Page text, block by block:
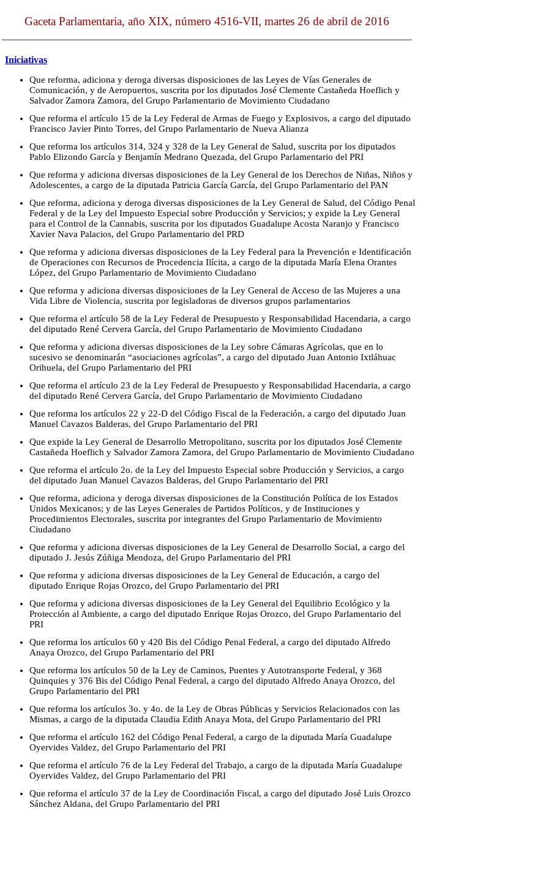
Gaceta Parlamentaria, año XIX, número 4516-VII, martes 26 de abril de 2016
Iniciativas
Que reforma, adiciona y deroga diversas disposiciones de las Leyes de Vías Generales de
Comunicación, y de Aeropuertos, suscrita por los diputados José Clemente Castañeda Hoeflich y
Salvador Zamora Zamora, del Grupo Parlamentario de Movimiento Ciudadano
Que reforma el artículo 15 de la Ley Federal de Armas de Fuego y Explosivos, a cargo del diputado
Francisco Javier Pinto Torres, del Grupo Parlamentario de Nueva Alianza
Que reforma los artículos 314, 324 y 328 de la Ley General de Salud, suscrita por los diputados
Pablo Elizondo García y Benjamín Medrano Quezada, del Grupo Parlamentario del PRI
Que reforma y adiciona diversas disposiciones de la Ley General de los Derechos de Niñas, Niños y
Adolescentes, a cargo de la diputada Patricia García García, del Grupo Parlamentario del PAN
Que reforma, adiciona y deroga diversas disposiciones de la Ley General de Salud, del Código Penal
Federal y de la Ley del Impuesto Especial sobre Producción y Servicios; y expide la Ley General
para el Control de la Cannabis, suscrita por los diputados Guadalupe Acosta Naranjo y Francisco
Xavier Nava Palacios, del Grupo Parlamentario del PRD
Que reforma y adiciona diversas disposiciones de la Ley Federal para la Prevención e Identificación
de Operaciones con Recursos de Procedencia Ilícita, a cargo de la diputada María Elena Orantes
López, del Grupo Parlamentario de Movimiento Ciudadano
Que reforma y adiciona diversas disposiciones de la Ley General de Acceso de las Mujeres a una
Vida Libre de Violencia, suscrita por legisladoras de diversos grupos parlamentarios
Que reforma el artículo 58 de la Ley Federal de Presupuesto y Responsabilidad Hacendaria, a cargo
del diputado René Cervera García, del Grupo Parlamentario de Movimiento Ciudadano
Que reforma y adiciona diversas disposiciones de la Ley sobre Cámaras Agrícolas, que en lo
sucesivo se denominarán “asociaciones agrícolas”, a cargo del diputado Juan Antonio Ixtláhuac
Orihuela, del Grupo Parlamentario del PRI
Que reforma el artículo 23 de la Ley Federal de Presupuesto y Responsabilidad Hacendaria, a cargo
del diputado René Cervera García, del Grupo Parlamentario de Movimiento Ciudadano
Que reforma los artículos 22 y 22-D del Código Fiscal de la Federación, a cargo del diputado Juan
Manuel Cavazos Balderas, del Grupo Parlamentario del PRI
Que expide la Ley General de Desarrollo Metropolitano, suscrita por los diputados José Clemente
Castañeda Hoeflich y Salvador Zamora Zamora, del Grupo Parlamentario de Movimiento Ciudadano
Que reforma el artículo 2o. de la Ley del Impuesto Especial sobre Producción y Servicios, a cargo
del diputado Juan Manuel Cavazos Balderas, del Grupo Parlamentario del PRI
Que reforma, adiciona y deroga diversas disposiciones de la Constitución Política de los Estados
Unidos Mexicanos; y de las Leyes Generales de Partidos Políticos, y de Instituciones y
Procedimientos Electorales, suscrita por integrantes del Grupo Parlamentario de Movimiento
Ciudadano
Que reforma y adiciona diversas disposiciones de la Ley General de Desarrollo Social, a cargo del
diputado J. Jesús Zúñiga Mendoza, del Grupo Parlamentario del PRI
Que reforma y adiciona diversas disposiciones de la Ley General de Educación, a cargo del
diputado Enrique Rojas Orozco, del Grupo Parlamentario del PRI
Que reforma y adiciona diversas disposiciones de la Ley General del Equilibrio Ecológico y la
Protección al Ambiente, a cargo del diputado Enrique Rojas Orozco, del Grupo Parlamentario del
PRI
Que reforma los artículos 60 y 420 Bis del Código Penal Federal, a cargo del diputado Alfredo
Anaya Orozco, del Grupo Parlamentario del PRI
Que reforma los artículos 50 de la Ley de Caminos, Puentes y Autotransporte Federal, y 368
Quinquies y 376 Bis del Código Penal Federal, a cargo del diputado Alfredo Anaya Orozco, del
Grupo Parlamentario del PRI
Que reforma los artículos 3o. y 4o. de la Ley de Obras Públicas y Servicios Relacionados con las
Mismas, a cargo de la diputada Claudia Edith Anaya Mota, del Grupo Parlamentario del PRI
Que reforma el artículo 162 del Código Penal Federal, a cargo de la diputada María Guadalupe
Oyervides Valdez, del Grupo Parlamentario del PRI
Que reforma el artículo 76 de la Ley Federal del Trabajo, a cargo de la diputada María Guadalupe
Oyervides Valdez, del Grupo Parlamentario del PRI
Que reforma el artículo 37 de la Ley de Coordinación Fiscal, a cargo del diputado José Luis Orozco
Sánchez Aldana, del Grupo Parlamentario del PRI